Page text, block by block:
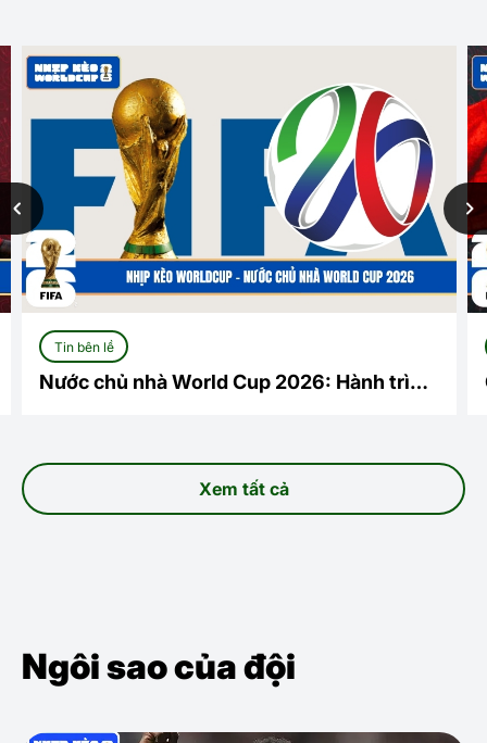
Xem tất cả
Tin bên lề
Nước chủ nhà World Cup 2026: Hành trình
Ngôi sao của đội